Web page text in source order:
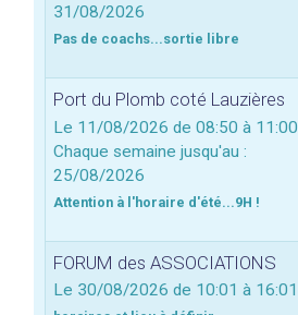
31/08/2026
Pas de coachs...sortie libre
Port du Plomb coté Lauzières
Le 11/08/2026 de 08:50 à 11:00
Chaque semaine jusqu'au :
25/08/2026
Attention à l'horaire d'été...9H !
FORUM des ASSOCIATIONS
Le 30/08/2026 de 10:01 à 16:01